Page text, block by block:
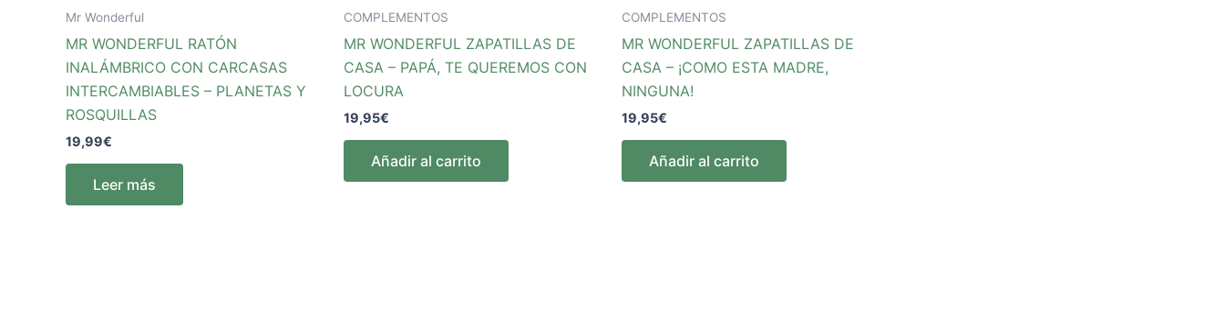
Mr Wonderful
MR WONDERFUL RATÓN
INALÁMBRICO CON CARCASAS
INTERCAMBIABLES – PLANETAS Y
ROSQUILLAS
19,99€
Leer más
COMPLEMENTOS
MR WONDERFUL ZAPATILLAS DE
CASA – PAPÁ, TE QUEREMOS CON
LOCURA
19,95€
Añadir al carrito
COMPLEMENTOS
MR WONDERFUL ZAPATILLAS DE
CASA – ¡COMO ESTA MADRE,
NINGUNA!
19,95€
Añadir al carrito